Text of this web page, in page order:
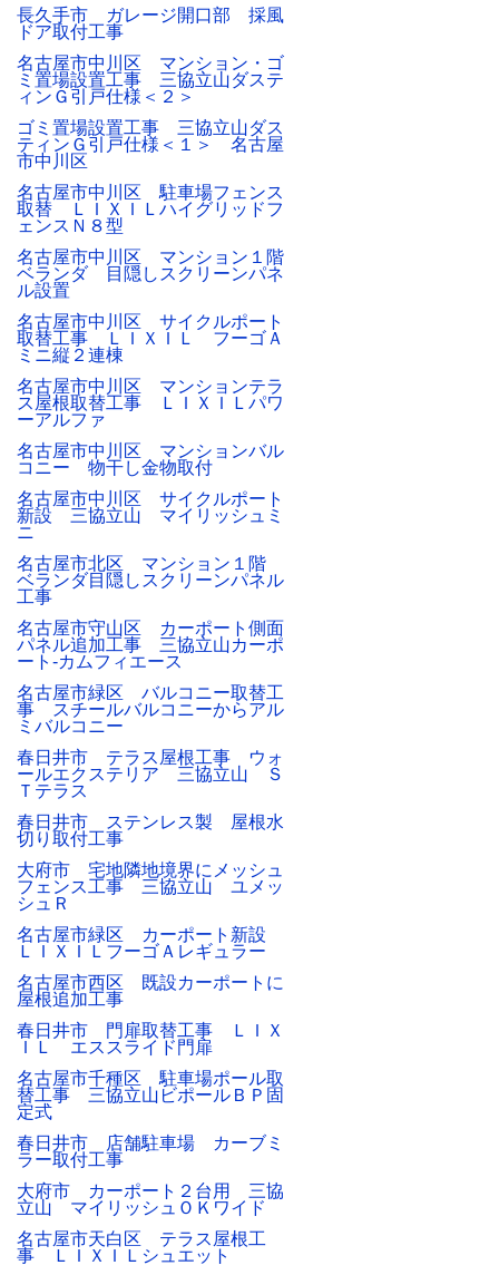
長久手市 ガレージ開口部 採風
ドア取付工事
名古屋市中川区 マンション・ゴ
ミ置場設置工事 三協立山ダステ
ィンＧ引戸仕様＜２＞
ゴミ置場設置工事 三協立山ダス
ティンＧ引戸仕様＜１＞ 名古屋
市中川区
名古屋市中川区 駐車場フェンス
取替 ＬＩＸＩＬハイグリッドフ
ェンスＮ８型
名古屋市中川区 マンション１階
ベランダ 目隠しスクリーンパネ
ル設置
名古屋市中川区 サイクルポート
取替工事 ＬＩＸＩＬ フーゴＡ
ミニ縦２連棟
名古屋市中川区 マンションテラ
ス屋根取替工事 ＬＩＸＩＬパワ
ーアルファ
名古屋市中川区 マンションバル
コニー 物干し金物取付
名古屋市中川区 サイクルポート
新設 三協立山 マイリッシュミ
ニ
名古屋市北区 マンション１階
ベランダ目隠しスクリーンパネル
工事
名古屋市守山区 カーポート側面
パネル追加工事 三協立山カーポ
ート-カムフィエース
名古屋市緑区 バルコニー取替工
事 スチールバルコニーからアル
ミバルコニー
春日井市 テラス屋根工事 ウォ
ールエクステリア 三協立山 Ｓ
Ｔテラス
春日井市 ステンレス製 屋根水
切り取付工事
大府市 宅地隣地境界にメッシュ
フェンス工事 三協立山 ユメッ
シュＲ
名古屋市緑区 カーポート新設
ＬＩＸＩＬフーゴＡレギュラー
名古屋市西区 既設カーポートに
屋根追加工事
春日井市 門扉取替工事 ＬＩＸ
ＩＬ エススライド門扉
名古屋市千種区 駐車場ポール取
替工事 三協立山ビポールＢＰ固
定式
春日井市 店舗駐車場 カーブミ
ラー取付工事
大府市 カーポート２台用 三協
立山 マイリッシュＯＫワイド
名古屋市天白区 テラス屋根工
事 ＬＩＸＩＬシュエット